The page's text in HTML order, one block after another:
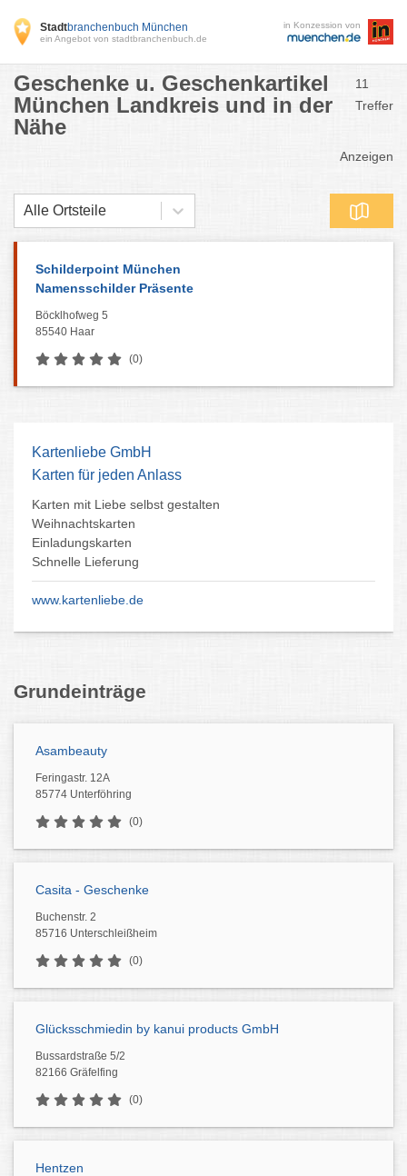
Stadtbranchenbuch München
ein Angebot von stadtbranchenbuch.de
in Konzession von
Geschenke u. Geschenkartikel
München Landkreis und in der
Nähe
11
Treffer
Anzeigen
Alle Ortsteile
Schilderpoint München
Namensschilder Präsente
Böcklhofweg 5
85540 Haar
(0)
Kartenliebe GmbH
Karten für jeden Anlass
Karten mit Liebe selbst gestalten
Weihnachtskarten
Einladungskarten
Schnelle Lieferung
www.kartenliebe.de
Grundeinträge
Asambeauty
Feringastr. 12A
85774 Unterföhring
(0)
Casita - Geschenke
Buchenstr. 2
85716 Unterschleißheim
(0)
Glücksschmiedin by kanui products GmbH
Bussardstraße 5/2
82166 Gräfelfing
(0)
Hentzen